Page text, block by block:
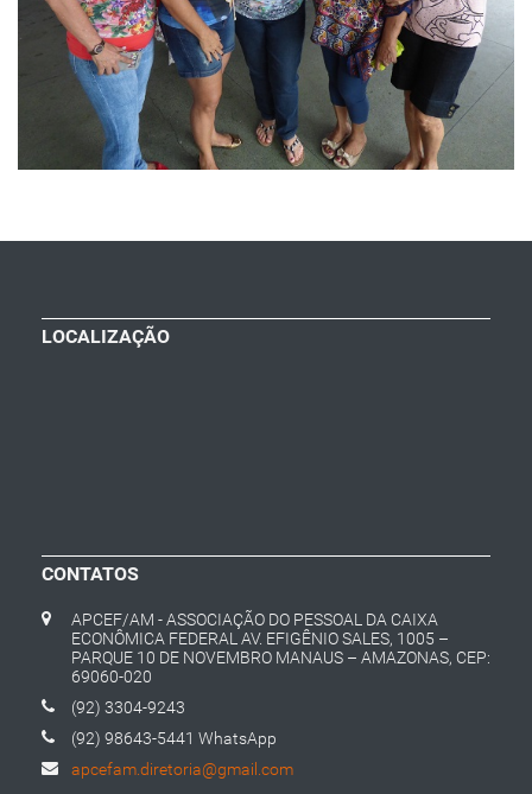
LOCALIZAÇÃO
CONTATOS
APCEF/AM - ASSOCIAÇÃO DO PESSOAL DA CAIXA
ECONÔMICA FEDERAL AV. EFIGÊNIO SALES, 1005 –
PARQUE 10 DE NOVEMBRO MANAUS – AMAZONAS, CEP:
69060-020
(92) 3304-9243
(92) 98643-5441 WhatsApp
apcefam.diretoria@gmail.com